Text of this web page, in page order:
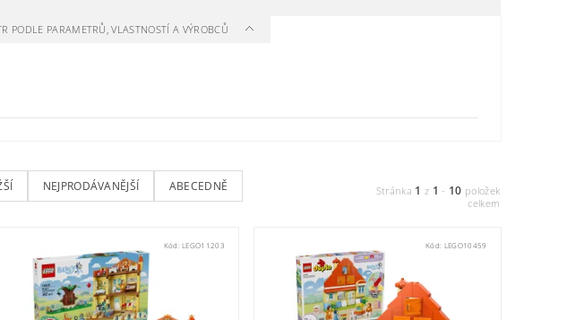
PODLE PARAMETRŮ, VLASTNOSTÍ A VÝROBCŮ
NEJPRODÁVANĚJŠÍ ABECEDNĚ Stránka 1 z 1 - 10 položek
celkem
Kód:LEGO11203 Kód: LEGO10459